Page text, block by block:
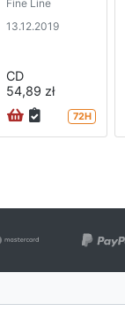
Fine Line
13.12.2019
CD
54,89 zł
72H